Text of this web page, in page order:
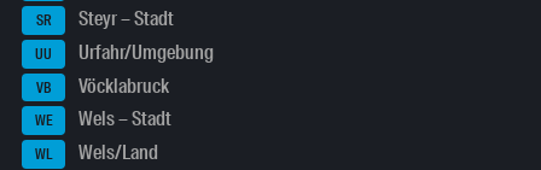
SR Steyr – Stadt
UU Urfahr/Umgebung
VB Vöcklabruck
WE Wels – Stadt
WL Wels/Land